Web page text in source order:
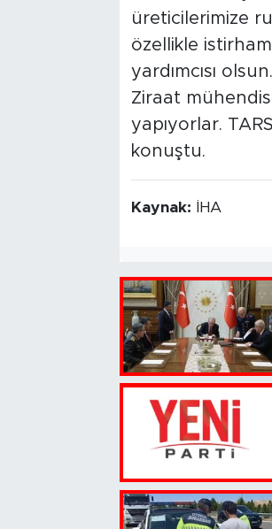
üreticilerimize
özellikle
yardımcısı
Ziraat
yapıyorlar.
konuştu.
Kaynak: İHA